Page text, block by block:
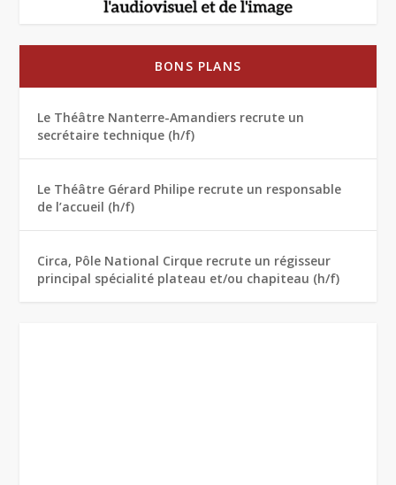
BONS PLANS
Le Théâtre Nanterre-Amandiers recrute un
secrétaire technique (h/f)
Le Théâtre Gérard Philipe recrute un responsable
de l’accueil (h/f)
Circa, Pôle National Cirque recrute un régisseur
principal spécialité plateau et/ou chapiteau (h/f)